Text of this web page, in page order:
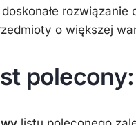
o większej